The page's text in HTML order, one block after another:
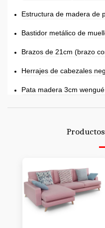
Estructura de madera de
Bastidor metálico de
Brazos de 21cm (brazo
Herrajes de cabezales
Pata madera 3cm